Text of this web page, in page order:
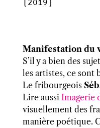
(2019)
Manifestation du
S’il y a bien des
les artistes, ce sont
Le fribourgeois
Lire aussi Imagerie
visuellement des
manière poétique.